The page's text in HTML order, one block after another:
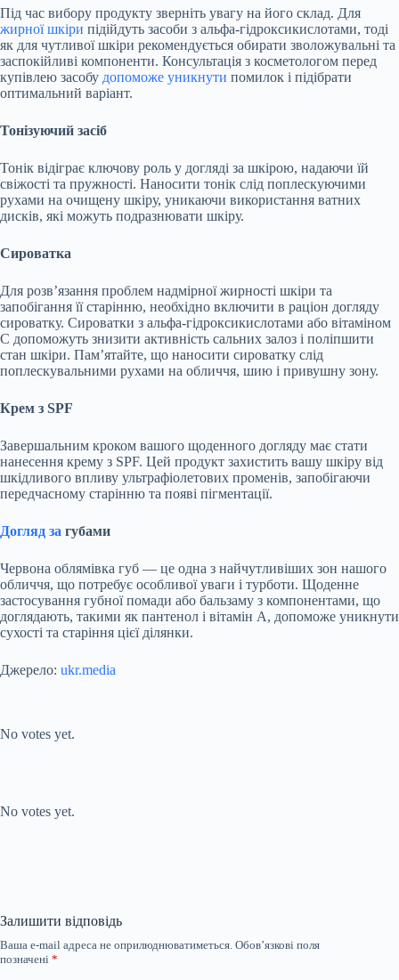
Під час вибору продукту зверніть увагу на його склад. Для
жирної шкіри підійдуть засоби з альфа-гідроксикислотами, тоді
як для чутливої шкіри рекомендується обирати зволожувальні та
заспокійливі компоненти. Консультація з косметологом перед
купівлею засобу допоможе уникнути помилок і підібрати
оптимальний варіант.
Тонізуючий засіб
Тонік відіграє ключову роль у догляді за шкірою, надаючи їй
свіжості та пружності. Наносити тонік слід поплескуючими
рухами на очищену шкіру, уникаючи використання ватних
дисків, які можуть подразнювати шкіру.
Сироватка
Для розв’язання проблем надмірної жирності шкіри та
запобігання її старінню, необхідно включити в раціон догляду
сироватку. Сироватки з альфа-гідроксикислотами або вітаміном
С допоможуть знизити активність сальних залоз і поліпшити
стан шкіри. Пам’ятайте, що наносити сироватку слід
поплескувальними рухами на обличчя, шию і привушну зону.
Крем з SPF
Завершальним кроком вашого щоденного догляду має стати
нанесення крему з SPF. Цей продукт захистить вашу шкіру від
шкідливого впливу ультрафіолетових променів, запобігаючи
передчасному старінню та появі пігментації.
Догляд за губами
Червона облямівка губ — це одна з найчутливіших зон нашого
обличчя, що потребує особливої уваги і турботи. Щоденне
застосування губної помади або бальзаму з компонентами, що
доглядають, такими як пантенол і вітамін А, допоможе уникнути
сухості та старіння цієї ділянки.
Джерело: ukr.media
No votes yet.
No votes yet.
Залишити відповідь
Ваша e-mail адреса не оприлюднюватиметься. Обов’язкові поля
позначені *